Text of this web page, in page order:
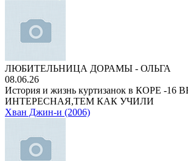
ЛЮБИТЕЛЬНИЦА ДОРАМЫ - ОЛЬГА
08.06.26
История и жизнь куртизанок в КОРЕ -16
ИНТЕРЕСНАЯ,ТЕМ КАК УЧИЛИ
Хван Джин-и (2006)